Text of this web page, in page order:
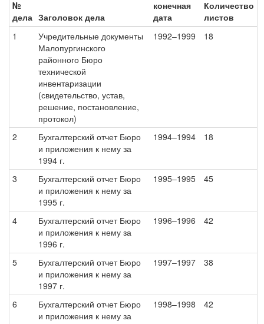
№
дела Заголовок дела
конечная
дата
Количество
листов
1
Учредительные документы
Малопургинского
районного Бюро
технической
инвентаризации
(свидетельство, устав,
решение, постановление,
протокол)
1992–1999 18
2
Бухгалтерский отчет Бюро
и приложения к нему за
1994 г.
1994–1994 18
3
Бухгалтерский отчет Бюро
и приложения к нему за
1995 г.
1995–1995 45
4
Бухгалтерский отчет Бюро
и приложения к нему за
1996 г.
1996–1996 42
5
Бухгалтерский отчет Бюро
и приложения к нему за
1997 г.
1997–1997 38
6
Бухгалтерский отчет Бюро
и приложения к нему за
1998–1998 42